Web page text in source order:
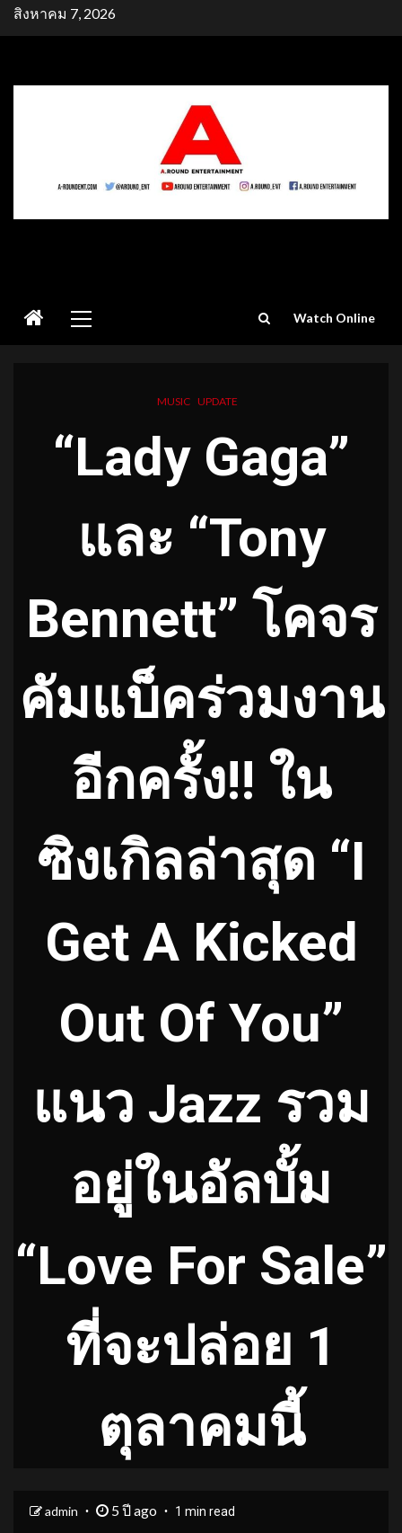
Skipสิงหาคม 7, 2026
Menu
Watch Online
MUSIC UPDATE
“Lady Gaga”
และ “Tony
Bennett” โคจร
คัมแบ็คร่วมงาน
อีกครั้ง!! ใน
ซิงเกิลล่าสุด “I
Get A Kicked
Out Of You”
แนว Jazz รวม
อยู่ในอัลบั้ม
“Love For Sale”
ที่จะปล่อย 1
ตุลาคมนี้
admin 5 ปี ago 1 min read